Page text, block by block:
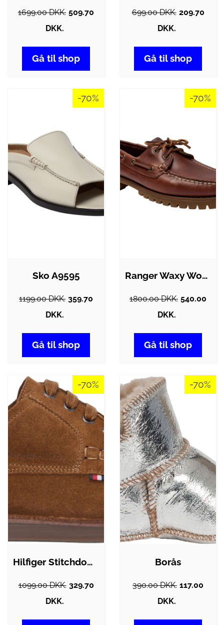
1699.00 DKK. 509.70
DKK.
Gå til shop
699.00 DKK. 209.70
DKK.
Gå til shop
-70%
Sko A9595
1199.00 DKK. 359.70
DKK.
Gå til shop
-70%
Ranger Waxy Woman
1800.00 DKK. 540.00
DKK.
Gå til shop
-70%
Hilfiger Stitchdown Suede Derby
1099.00 DKK. 329.70
DKK.
-70%
Borås
390.00 DKK. 117.00
DKK.